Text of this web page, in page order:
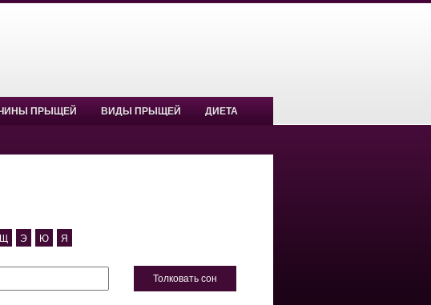
ПРЫЩЕЙ ВИДЫ ПРЫЩЕЙ ДИЕТА
Щ Э Ю Я
Толковать сон